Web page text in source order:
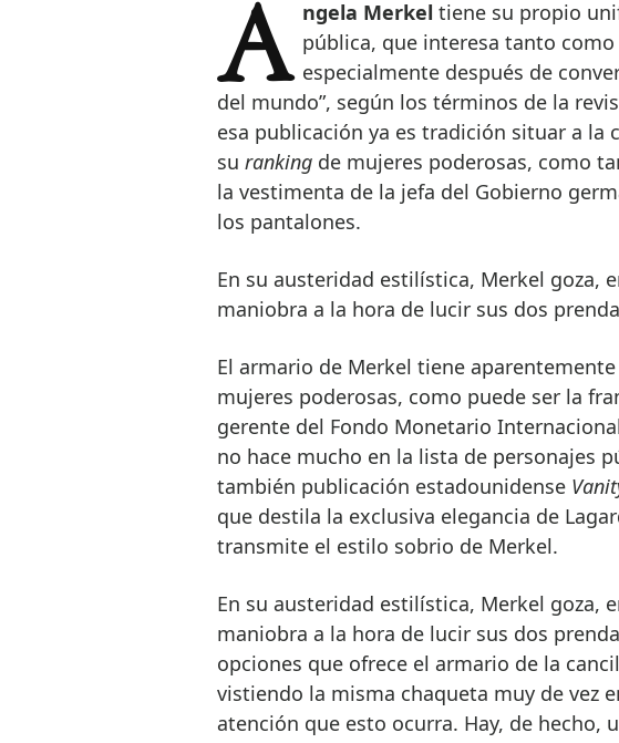
Angela Merkel tiene su propio
pública, que interesa tanto
especialmente después de
del mundo”, según los términos de la
esa publicación ya es tradición situar a la
su rankingde mujeres poderosas, como
la vestimenta de la jefa del Gobierno
los pantalones.
En su austeridad estilística, Merkel goza,
maniobra a la hora de lucir sus dos
El armario de Merkel tiene
mujeres poderosas, como puede ser la
gerente del Fondo Monetario
no hace mucho en la lista de personajes
también publicación estadounidense
que destila la exclusiva elegancia de
transmite el estilo sobrio de Merkel.
En su austeridad estilística, Merkel goza,
maniobra a la hora de lucir sus dos
opciones que ofrece el armario de la
vistiendo la misma chaqueta muy de vez
atención que esto ocurra. Hay, de hecho,